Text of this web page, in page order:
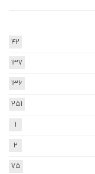
42
137
136
251
1
2
75